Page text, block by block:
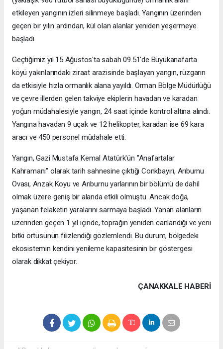
etkileyen yangının izleri silinmeye başladı. Yangının üzerinden
geçen bir yılın ardından, kül olan alanlar yeniden yeşermeye
başladı.
Geçtiğimiz yıl 15 Ağustos'ta sabah 09.51'de Büyükanafarta
köyü yakınlarındaki ziraat arazisinde başlayan yangın, rüzgarın
da etkisiyle hızla ormanlık alana yayıldı. Orman Bölge Müdürlüğü
ve çevre illerden gelen takviye ekiplerin havadan ve karadan
yoğun müdahalesiyle yangın, 24 saat içinde kontrol altına alındı.
Yangına havadan 9 uçak ve 12 helikopter, karadan ise 69 kara
aracı ve 450 personel müdahale etti.
Yangın, Gazi Mustafa Kemal Atatürk'ün "Anafartalar
Kahramanı" olarak tarih sahnesine çıktığı Conkbayırı, Arıburnu
Ovası, Anzak Koyu ve Arıburnu yarlarının bir bölümü de dahil
olmak üzere geniş bir alanda etkili olmuştu. Ancak doğa,
yaşanan felaketin yaralarını sarmaya başladı. Yanan alanların
üzerinden geçen 1 yıl içinde, toprağın yeniden canlandığı ve yeni
bitki örtüsünün filizlendiği gözlemlendi. Bu durum, bölgedeki
ekosistemin kendini yenileme kapasitesinin bir göstergesi
olarak dikkat çekiyor.
ÇANAKKALE HABERİ